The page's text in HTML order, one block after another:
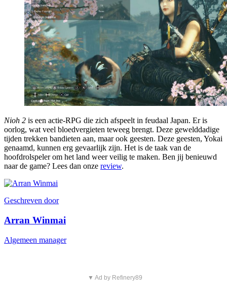
Nioh 2 is een actie-RPG die zich afspeelt in feudaal Japan. Er is
oorlog, wat veel bloedvergieten teweeg brengt. Deze gewelddadige
tijden trekken bandieten aan, maar ook geesten. Deze geesten, Yokai
genaamd, kunnen erg gevaarlijk zijn. Het is de taak van de
hoofdrolspeler om het land weer veilig te maken. Ben jij benieuwd
naar de game? Lees dan onze review.
Geschreven door
Arran Winmai
Algemeen manager
▼ Ad by Refinery89